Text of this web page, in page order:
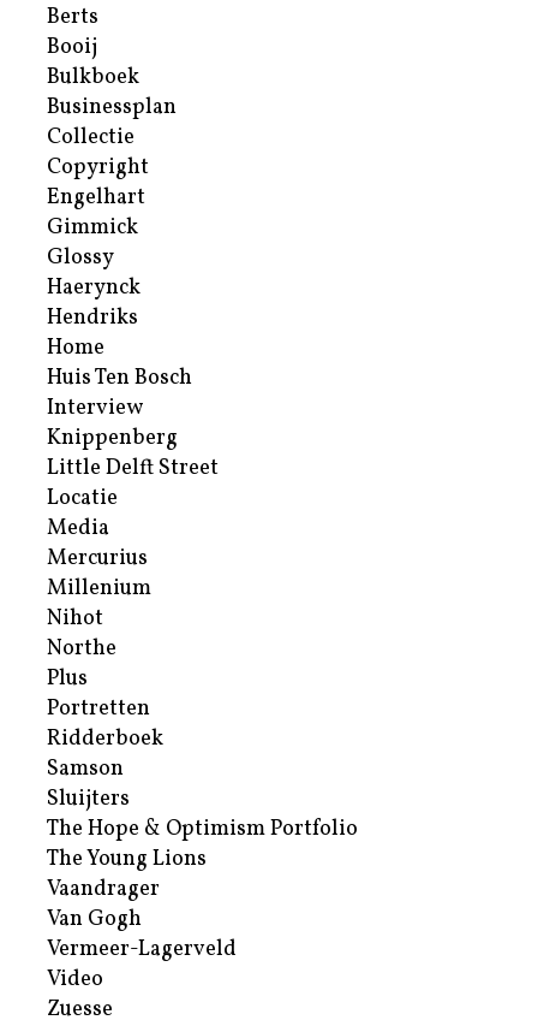
Berts
Booij
Bulkboek
Businessplan
Collectie
Copyright
Engelhart
Gimmick
Glossy
Haerynck
Hendriks
Home
Huis Ten Bosch
Interview
Knippenberg
Little Delft Street
Locatie
Media
Mercurius
Millenium
Nihot
Northe
Plus
Portretten
Ridderboek
Samson
Sluijters
The Hope & Optimism Portfolio
The Young Lions
Vaandrager
Van Gogh
Vermeer-Lagerveld
Video
Zuesse